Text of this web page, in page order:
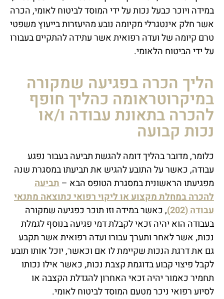
במידה ויוכר כבעל נכות על ידי המוסד לביטוח לאומי, הכרה
אשר חלק אינטגרלי מקיומה נובע מהיעזרות בייעוץ משפטי
טרם קיומה של ועדה רפואית אשר עתידה להתקיים בעבורו
על ידי הביטוח הלאומי.
הליך הכרה בפגיעה שמקורה
במיקרוטראומה כהליך חופף
להכרה בתאונת עבודה ו/או
נכות קבועה
כלומר, מדובר בהליך דומה להגשת תביעה בעבור נפגע
עבודה, כאשר על התובע להגיש את תביעתו במסגרת שנה
מפגיעתו הראשונית במסגרת הטופס הבא –תביעה
להכרה במחלת מקצוע או ליקוי רפואי כתוצאה מתנאי
עבודה (202)
, כאשר במידה וזו תוכר כפגיעה שמקורה
בעבודה הוא יהיה זכאי לקבלת דמי פגיעה בנוסף לגמלת
נכות, אשר לאחר ותערך עבורו ועדה רפואית אשר תקבע
גם את דרגת הנכות שקיימת לו אם וכאשר, יוכל אותו תובע
לקבל פיצוי קבוע בדוגמת קצבת נכות, כאשר אילו נכותו
תחמיר כאמור יהיה זכאי האחרון להגדלת הקצבה או
לסיוע רפואי ניכר מטעם המוסד לביטוח לאומי.